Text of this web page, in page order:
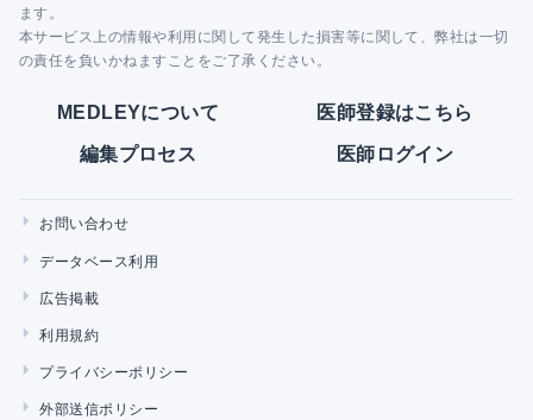
ます。
本サービス上の情報や利用に関して発生した損害等に関して、弊社は一切
の責任を負いかねますことをご了承ください。
MEDLEYについて 医師登録はこちら
編集プロセス 医師ログイン
お問い合わせ
データベース利用
広告掲載
利用規約
プライバシーポリシー
外部送信ポリシー